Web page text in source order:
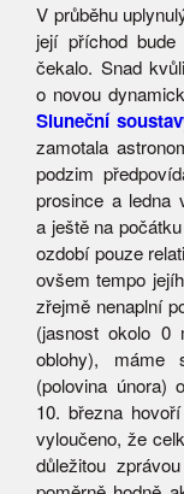
V průběhu
její příchod
čekalo. Snad
o novou
Sluneční
zamotala
podzim
prosince a ledna
a ještě na
ozdobí pouze
ovšem tempo
zřejmě nenaplní
(jasnost okolo 0
oblohy), máme
(polovina února)
10. března
vyloučeno, že
důležitou